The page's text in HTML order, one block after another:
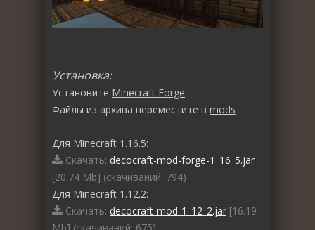
Установка:
Установите Minecraft Forge
Файлы из архива переместите в mods
Для Minecraft 1.16.5:
Скачать: decocraft-mod-forge-1_16_5.jar
[20.74 Mb] (cкачиваний: 794)
Для Minecraft 1.12.2:
Скачать: decocraft-mod-1_12_2.jar [16.19
Mb] (cкачиваний: 675)